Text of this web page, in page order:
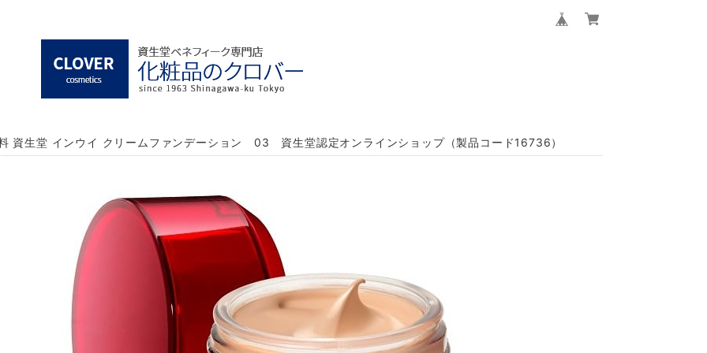
資生堂 インウイ クリームファンデーション 03 資生堂認定オンラインショップ（製品コード16736）